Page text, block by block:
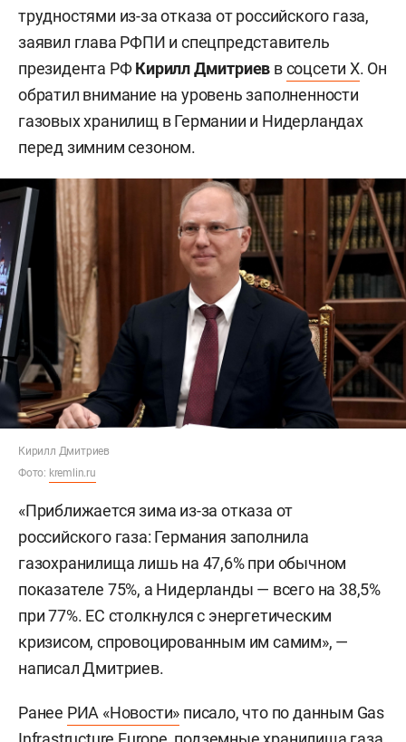
трудностями из-за отказа от российского газа,
заявил глава РФПИ и спецпредставитель
президента РФКирилл Дмитриев всоцсети X. Он
обратил внимание на уровень заполненности
газовых хранилищ в Германии и Нидерландах
перед зимним сезоном.
Кирилл Дмитриев
Фото: kremlin.ru
«Приближается зима из-за отказа от
российского газа: Германия заполнила
газохранилища лишь на 47,6% при обычном
показателе 75%, а Нидерланды — всего на 38,5%
при 77%. ЕС столкнулся с энергетическим
кризисом, спровоцированным им самим», —
написал Дмитриев.
Ранее РИА «Новости» писало, что по данным Gas